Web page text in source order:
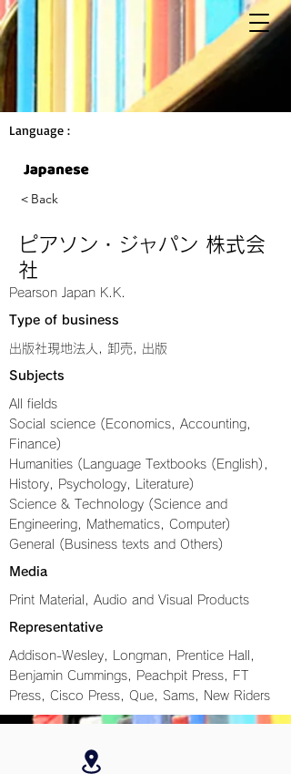
Language :
＜Back
ピアソン・ジャパン 株式会
社
Pearson Japan K.K.
Type of business
出版社現地法人, 卸売, 出版
Subjects
All fields
Social science (Economics, Accounting,
Finance)
Humanities (Language Textbooks (English),
History, Psychology, Literature)
Science & Technology (Science and
Engineering, Mathematics, Computer)
General (Business texts and Others)
Media
Print Material, Audio and Visual Products
Representative
Addison-Wesley, Longman, Prentice Hall,
Benjamin Cummings, Peachpit Press, FT
Press, Cisco Press, Que, Sams, New Riders